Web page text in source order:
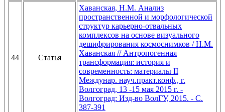
44 Статья
Хаванская, Н.М. Анализ
пространственной и морфологической
структур карьерно-отвальных
комплексов на основе визуального
дешифрирования космоснимков / Н.М.
Хаванская // Антропогенная
трансформация: история и
современность: материалы II
Междунар. науч.практ.конф., г.
Волгоград, 13 -15 мая 2015 г. -
Волгоград: Изд-во ВолГУ, 2015. - С.
387-391